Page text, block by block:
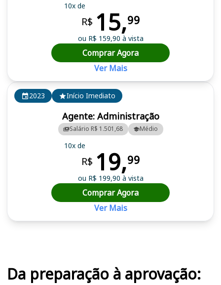
2023 Início Imediato
Agente: Administração
Salário R$ 1.501,68 Médio
10x de
R$ 19,99
ou R$ 199,90 à vista
Comprar Agora
Ver Mais
10x de
R$ 15,99
ou R$ 159,90 à vista
Comprar Agora
Ver Mais
Da preparação à aprovação: